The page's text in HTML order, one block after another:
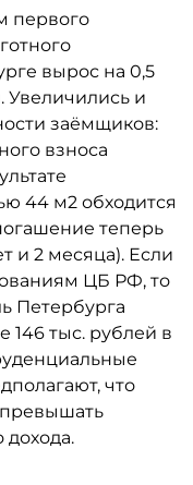
первого
вырос на 0,5
Увеличились и
заёмщиков:
взноса
44 м2 обходится
теперь
и 2 месяца). Если
ЦБ РФ, то
Петербурга
146 тыс. рублей в
что